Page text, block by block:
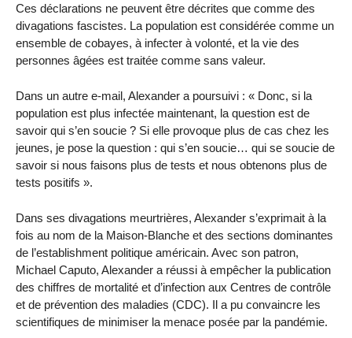
Ces déclarations ne peuvent être décrites que comme des
divagations fascistes. La population est considérée comme un
ensemble de cobayes, à infecter à volonté, et la vie des
personnes âgées est traitée comme sans valeur.
Dans un autre e-mail, Alexander a poursuivi : « Donc, si la
population est plus infectée maintenant, la question est de
savoir qui s’en soucie ? Si elle provoque plus de cas chez les
jeunes, je pose la question : qui s’en soucie… qui se soucie de
savoir si nous faisons plus de tests et nous obtenons plus de
tests positifs ».
Dans ses divagations meurtrières, Alexander s’exprimait à la
fois au nom de la Maison-Blanche et des sections dominantes
de l’establishment politique américain. Avec son patron,
Michael Caputo, Alexander a réussi à empêcher la publication
des chiffres de mortalité et d’infection aux Centres de contrôle
et de prévention des maladies (CDC). Il a pu convaincre les
scientifiques de minimiser la menace posée par la pandémie.